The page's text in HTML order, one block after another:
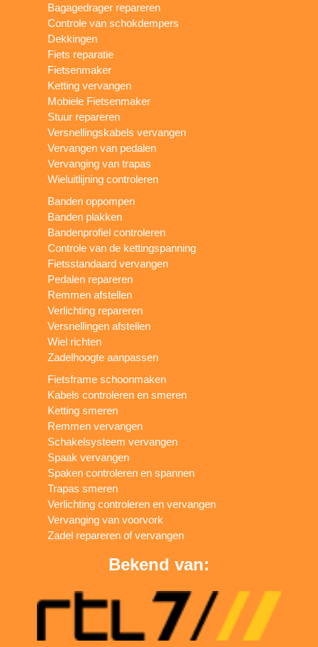
Bagagedrager repareren
Controle van schokdempers
Dekkingen
Fiets reparatie
Fietsenmaker
Ketting vervangen
Mobiele Fietsenmaker
Stuur repareren
Versnellingskabels vervangen
Vervangen van pedalen
Vervanging van trapas
Wieluitlijning controleren
Banden oppompen
Banden plakken
Bandenprofiel controleren
Controle van de kettingspanning
Fietsstandaard vervangen
Pedalen repareren
Remmen afstellen
Verlichting repareren
Versnellingen afstellen
Wiel richten
Zadelhoogte aanpassen
Fietsframe schoonmaken
Kabels controleren en smeren
Ketting smeren
Remmen vervangen
Schakelsysteem vervangen
Spaak vervangen
Spaken controleren en spannen
Trapas smeren
Verlichting controleren en vervangen
Vervanging van voorvork
Zadel repareren of vervangen
Bekend van: